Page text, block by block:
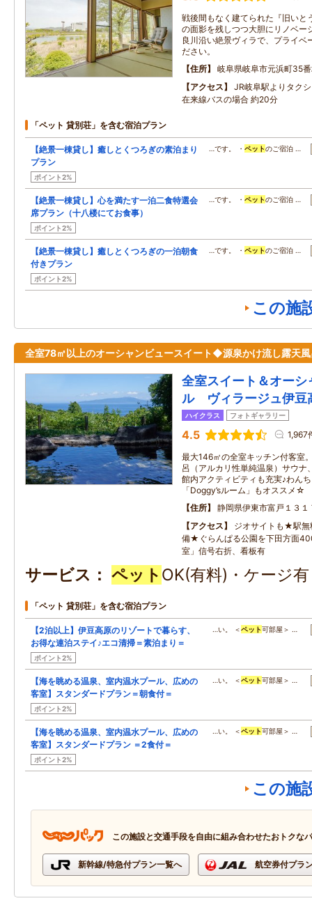
戦後間もなく建てられた『旧いと
の面影を残しつつ大胆にリノベー
良川沿い絶景ヴィラで、プライベ
ださい。
住所
岐阜県岐阜市元浜町35
アクセス
JR岐阜駅よりタク
在来線バスの場合 約20分
「ペット 貸別荘」を含む宿泊プラン
【絶景一棟貸し】癒しとくつろぎの素泊まり
プラン
ポイント2%
…です。 ・ ペットのご宿泊 …
【絶景一棟貸し】心を満たす一泊二食特選会
席プラン（十八楼にてお食事）
ポイント2%
…です。 ・ ペットのご宿泊 …
【絶景一棟貸し】癒しとくつろぎの一泊朝食
付きプラン
ポイント2%
…です。 ・ ペットのご宿泊 …
この施
全室78㎡以上のオーシャンビュースイート◆源泉かけ流し露天
全室スイート＆オーシ
ル ヴィラージュ伊豆
ハイクラス フォトギャラリー
4.5 1,967
最大146㎡の全室キッチン付客室
呂（アルカリ性単純温泉）サウナ
館内アクティビティも充実♪わん
「Doggy’sルーム」もオススメ☆
住所
静岡県伊東市富戸１３１
アクセス
ジオサイトも★駅無
備★ぐらんぱる公園を下田方面
室」信号右折、看板有
サービス ペット OK(有料)・ケージ
「ペット 貸別荘」を含む宿泊プラン
【2泊以上】伊豆高原のリゾートで暮らす、
お得な連泊ステイ♪エコ清掃＝素泊まり＝
ポイント2%
…い。 ＜ペット可部屋＞ …
【海を眺める温泉、室内温水プール、広めの
客室】スタンダードプラン＝朝食付＝
ポイント2%
…い。 ＜ペット可部屋＞ …
【海を眺める温泉、室内温水プール、広めの
客室】スタンダードプラン ＝2食付＝
ポイント2%
…い。 ＜ペット可部屋＞ …
この施
この施設と交通手段を自由に組み合わせたおトクな
新幹線/特急付プラン一覧へ 航空券付プラ